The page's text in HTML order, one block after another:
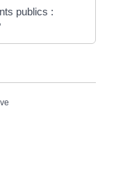
publics :